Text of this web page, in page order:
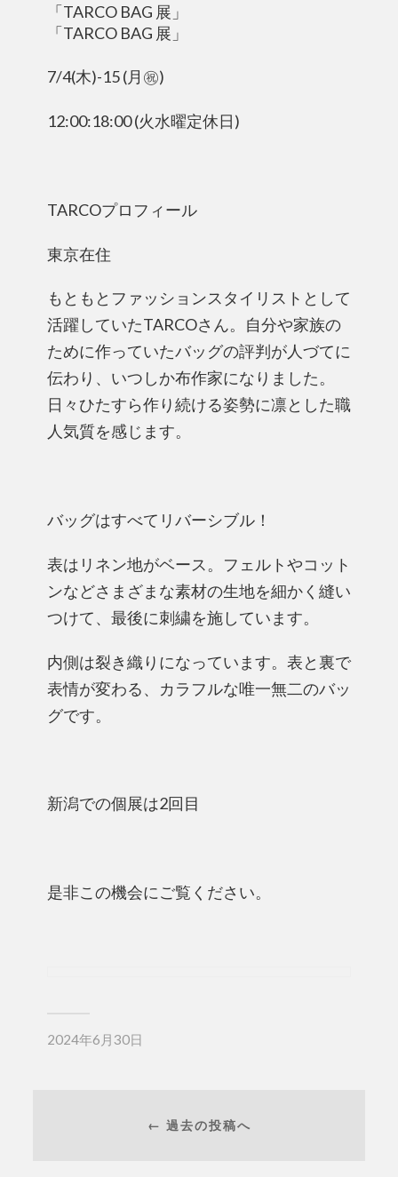
「TARCO BAG 展」
「TARCO BAG 展」
7/4(木)-15 (月㊗️)
12:00:18:00 (火水曜定休日)
TARCOプロフィール
東京在住
もともとファッションスタイリストとして
活躍していたTARCOさん。自分や家族の
ために作っていたバッグの評判が人づてに
伝わり、いつしか布作家になりました。
日々ひたすら作り続ける姿勢に凛とした職
人気質を感じます。
バッグはすべてリバーシブル！
表はリネン地がベース。フェルトやコット
ンなどさまざまな素材の生地を細かく縫い
つけて、最後に刺繍を施しています。
内側は裂き織りになっています。表と裏で
表情が変わる、カラフルな唯一無二のバッ
グです。
新潟での個展は2回目
是非この機会にご覧ください。
2024年6月30日
← 過去の投稿へ